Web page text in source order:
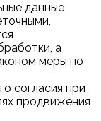
данные
а
меры по
согласия при
продвижения